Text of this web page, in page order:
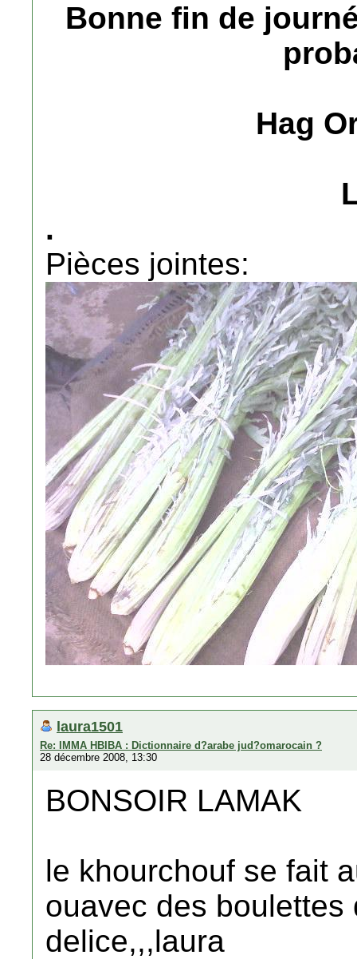
Bonne fin de
Hag
.
Pièces jointes:
laura1501
Re: IMMA HBIBA : Dictionnaire d?arabe jud?omarocain ?
28 décembre 2008, 13:30
BONSOIR LAMAK
le khourchouf se fait
ouavec des
delice,,,laura